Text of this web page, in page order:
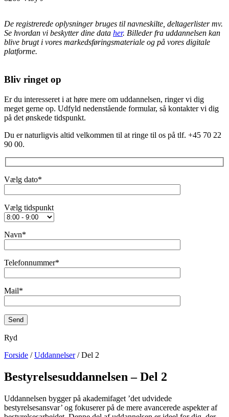
De registrerede oplysninger bruges til navneskilte, deltagerlister mv.
Se hvordan vi beskytter dine data her. Billeder fra uddannelsen kan
blive brugt i vores markedsføringsmateriale og på vores digitale
platforme.
Bliv ringet op
Er du interesseret i at høre mere om uddannelsen, ringer vi dig
meget gerne op. Udfyld nedenstående formular, så kontakter vi dig
på det ønskede tidspunkt.
Du er naturligvis altid velkommen til at ringe til os på tlf. +45 70 22
90 00.
Vælg dato*
‎Vælg tidspunkt
Navn*
Telefonnummer*
Mail*
Ryd
Forside /Uddannelser/ Del 2
Bestyrelsesuddannelsen – Del 2
Uddannelsen bygger på akademifaget ’det udvidede
bestyrelsesansvar’ og fokuserer på de mere avancerede aspekter af